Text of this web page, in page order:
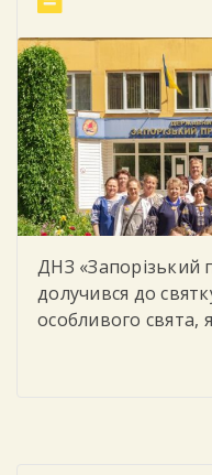
ДНЗ «Запорізький
долучився до
особливого свята,
українського